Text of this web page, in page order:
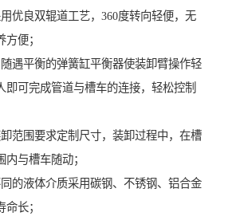
优良双辊道工艺，360度转向轻便，无
便；
遇平衡的弹簧缸平衡器使装卸臂操作轻
即可完成管道与槽车的连接，轻松控制
范围要求定制尺寸，装卸过程中，在槽
与槽车随动；
的液体介质采用碳钢、不锈钢、铝合金
长；